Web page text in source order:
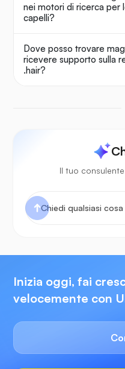
nei motori di ricerca per
capelli?
Dove posso trovare
ricevere supporto sulla
.hair?
Il tuo
Inizia oggi, fai
velocemente con